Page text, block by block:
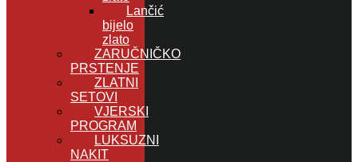
Lančić
bijelo
zlato
ZARUČNIČKO
PRSTENJE
ZLATNI
SETOVI
VJERSKI
PROGRAM
LUKSUZNI
NAKIT